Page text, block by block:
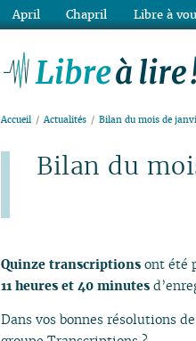
Accueil Actualités Bilan du mois de
Bilan du
Quinze transcriptions ont été
11 heures et 40 minutes
Dans vos bonnes résolutions
April Chapril Libre à